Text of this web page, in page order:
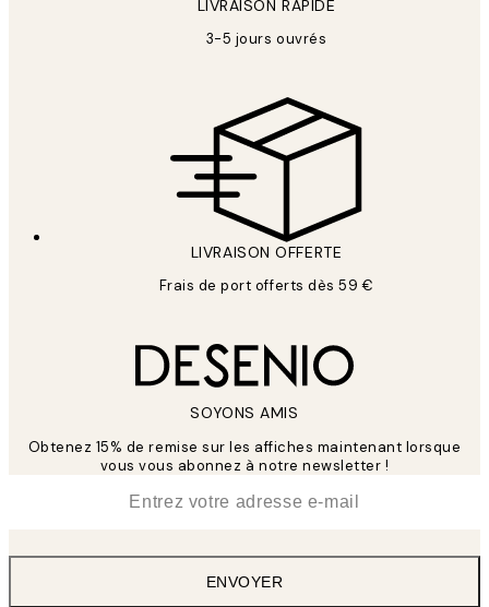
LIVRAISON RAPIDE
3-5 jours ouvrés
LIVRAISON OFFERTE
Frais de port offerts dès 59 €
SOYONS AMIS
Obtenez 15% de remise sur les affiches maintenant lorsque
vous vous abonnez à notre newsletter !
ENVOYER